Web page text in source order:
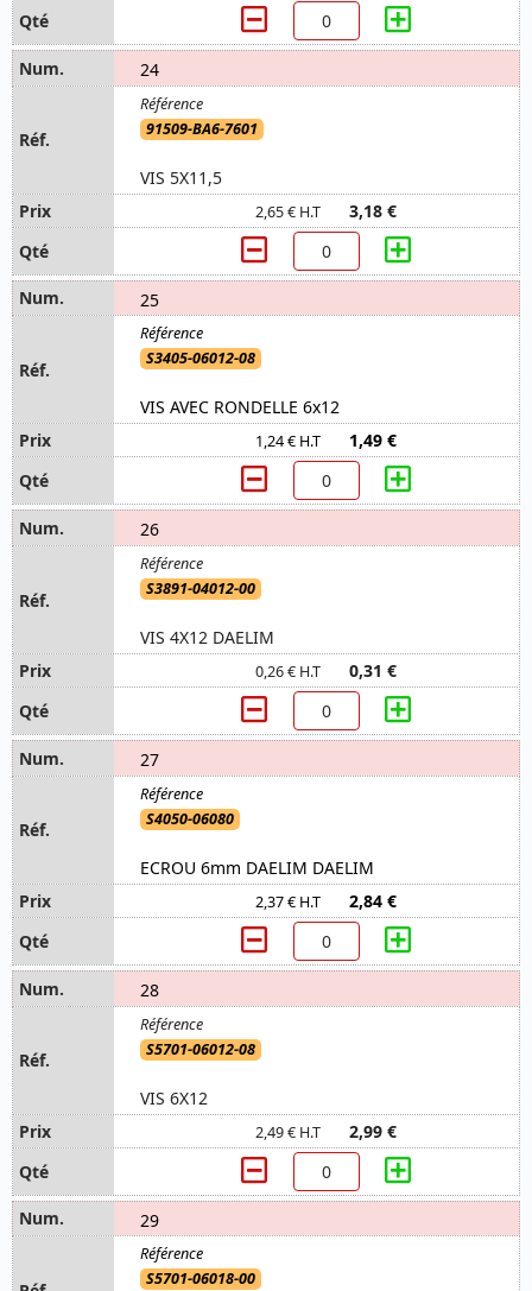
24
91509-BA6-7601
VIS 5X11,5
2,65 € H.T 3,18 €
25
S3405-06012-08
VIS AVEC RONDELLE 6x12
1,24 € H.T 1,49 €
26
S3891-04012-00
VIS 4X12 DAELIM
0,26 € H.T 0,31 €
27
S4050-06080
ECROU 6mm DAELIM DAELIM
2,37 € H.T 2,84 €
28
S5701-06012-08
VIS 6X12
2,49 € H.T 2,99 €
29
S5701-06018-00